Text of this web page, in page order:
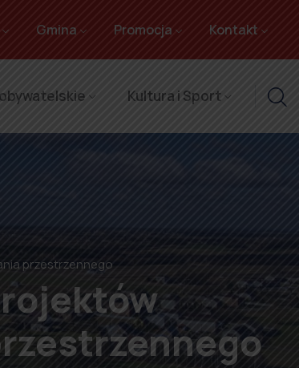
Gmina Promocja Kontakt
Kultura i Sport
przestrzennego